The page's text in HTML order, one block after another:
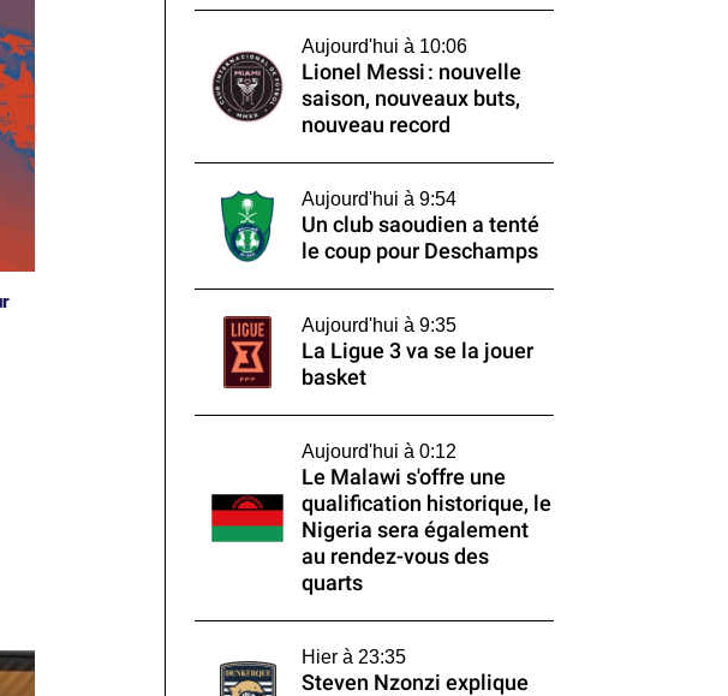
Aujourd'hui à 10:06
Lionel Messi : nouvelle
saison, nouveaux buts,
nouveau record
Aujourd'hui à 9:54
Un club saoudien a tenté
le coup pour Deschamps
Aujourd'hui à 9:35
La Ligue 3 va se la jouer
basket
Aujourd'hui à 0:12
Le Malawi s'offre une
qualification historique, le
Nigeria sera également
au rendez-vous des
quarts
Hier à 23:35
Steven Nzonzi explique